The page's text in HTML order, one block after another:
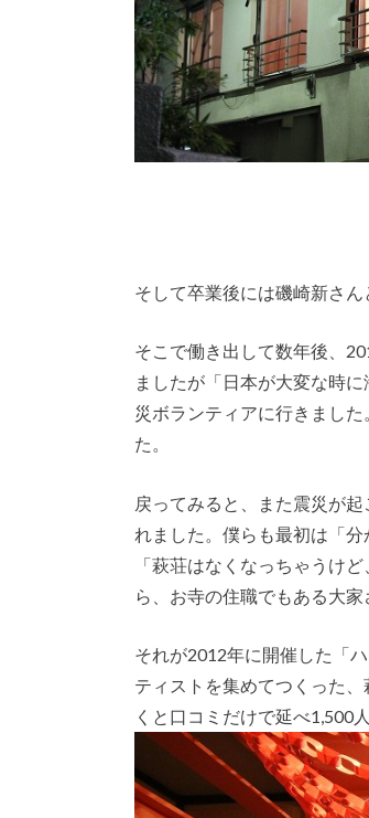
そして卒業後には磯崎新さん
そこで働き出して数年後、
ましたが「日本が大変な時
災ボランティアに行きまし
た。
戻ってみると、また震災が
れました。僕らも最初は「
「萩荘はなくなっちゃうけ
ら、お寺の住職でもある大
それが2012年に開催した「
ティストを集めてつくった
くと口コミだけで延べ1,500